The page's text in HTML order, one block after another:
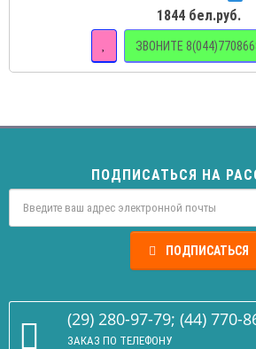
1844 бел.руб.
ЗВОНИТЕ
ПОДПИСАТЬСЯ НА
ПОДПИСАТЬСЯ
(29) 280-97-79; (44) 770-
ЗАКАЗ ПО ТЕЛЕФОНУ